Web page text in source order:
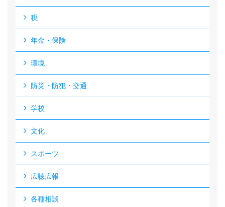
税
年金・保険
環境
防災・防犯・交通
学校
文化
スポーツ
広聴広報
各種相談